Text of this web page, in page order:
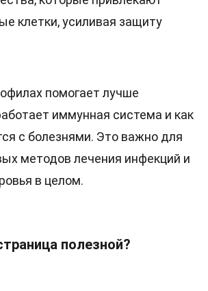
клетки, усиливая защиту
помогает лучше
иммунная система и как
с болезнями. Это важно для
методов лечения инфекций и
в целом.
полезной?